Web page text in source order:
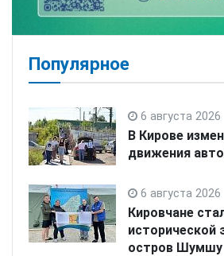
Популярное
6 августа 2026
В Кирове
движения
6 августа 2026
Кировчане
исторической
остров Шумшу